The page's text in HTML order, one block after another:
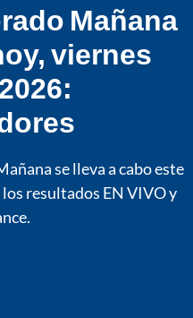
Mañana
viernes
se lleva a cabo este
resultados EN VIVO y